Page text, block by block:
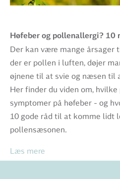
Høfeber og pollenallergi? 10
Der kan være mange årsager
der er pollen i luften, døjer
øjnene til at svie og næsen til
Her finder du viden om,
symptomer på høfeber - og
10 gode råd til at komme lidt
pollensæsonen.
Læs mere